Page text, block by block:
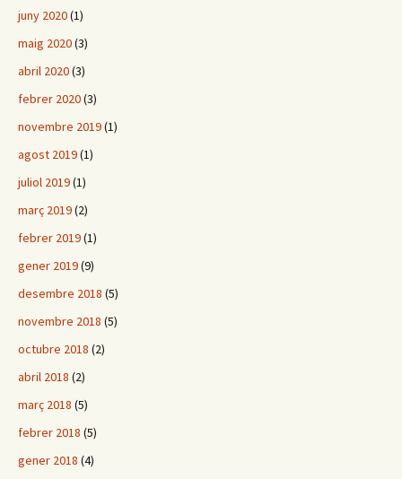
juny 2020(1)
maig 2020(3)
abril 2020(3)
febrer 2020(3)
novembre 2019(1)
agost 2019(1)
juliol 2019(1)
març 2019(2)
febrer 2019(1)
gener 2019(9)
desembre 2018 (5)
novembre 2018 (5)
octubre 2018 (2)
abril 2018 (2)
març 2018 (5)
febrer 2018 (5)
gener 2018 (4)